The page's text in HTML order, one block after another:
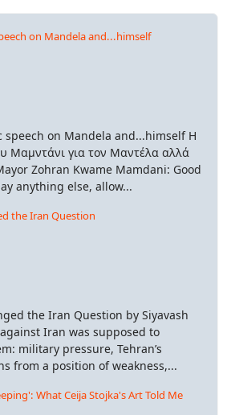
on Mandela and...himself
speech on Mandela and...himself Η
Μαμντάνι για τον Μαντέλα αλλά
Zohran Kwame Mamdani: Good
anything else, allow...
the Iran Question
the Iran Question by Siyavash
Iran was supposed to
military pressure, Tehran’s
from a position of weakness,...
What Ceija Stojka's Art Told Me